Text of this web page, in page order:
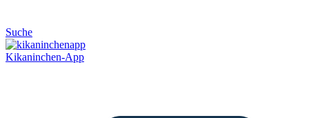
Suche
Kikaninchen-App